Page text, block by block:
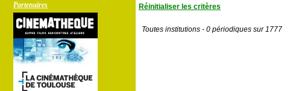
Partenaires
Réinitialiser les critères
Toutes institutions - 0 périodiques sur 1777